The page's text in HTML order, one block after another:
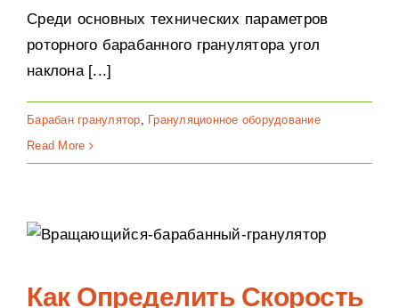
Среди основных технических параметров
роторного барабанного гранулятора угол
наклона [...]
Барабан гранулятор, Грануляционное оборудование
Read More
Как Определить Скорость